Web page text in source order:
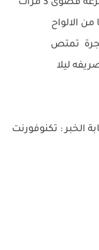
تتوفرعلى 8 منافد لشحن الهاتف بسرعة قصوى 3 مرات
الالواح
تمتص
ليلا